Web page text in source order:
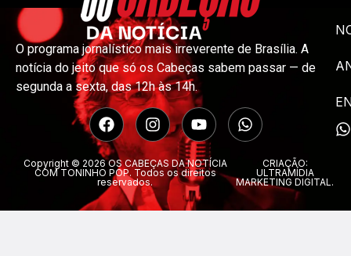
O programa jornalístico mais irreverente de Brasília. A
notícia do jeito que só os Cabeças sabem passar — de
segunda a sexta, das 12h às 14h.
Copyright © 2026 OS CABEÇAS DA NOTÍCIA
COM TONINHO POP. Todos os direitos
reservados.
CRIAÇÃO:
ULTRAMÍDIA
MARKETING DIGITAL.